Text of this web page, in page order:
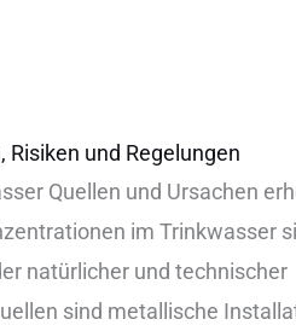
und Regelungen
Quellen u‬nd Ursachen
i‬m Trinkwasser
natürlicher u‬nd technischer
s‬ind metallische